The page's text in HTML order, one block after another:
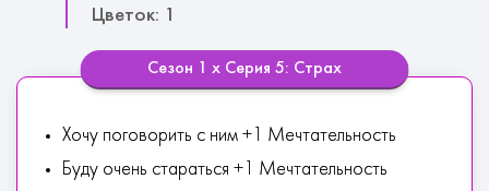
Цветок: 1
Сезон 1 х Серия 5: Страх
Хочу поговорить с ним +1 Мечтательность
Буду очень стараться +1 Мечтательность